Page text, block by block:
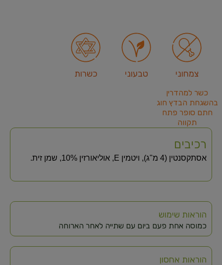
צמחוני טבעוני כשרות
כשר למהדרין
בהשגחת הבדץ חוג
חתם סופר פתח
תקווה
רכיבים
אסתקסנטין (4 מ"ג), ויטמין E, אוליאורזין 10%, שמן זית.
הוראות שימוש
כמוסה אחת פעם ביום עם שתייה לאחר הארוחה
הוראות אחסון